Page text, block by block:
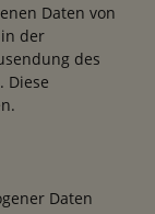
Daten von
der
des
Diese
Daten